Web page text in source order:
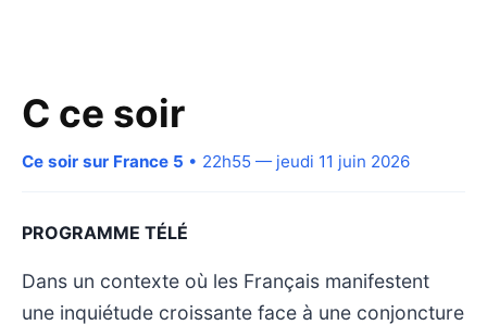
C ce soir
Ce soir sur France 5 • 22h55 — jeudi 11 juin 2026
PROGRAMME TÉLÉ
Dans un contexte où les Français manifestent
une inquiétude croissante face à une conjoncture